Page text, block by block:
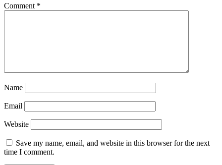
Comment *
Name
Email
Website
Save my name, email, and website in this browser for the next
time I comment.